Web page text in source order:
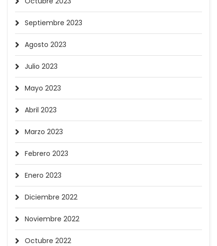
Septiembre 2023
Agosto 2023
Julio 2023
Mayo 2023
Abril 2023
Marzo 2023
Febrero 2023
Enero 2023
Diciembre 2022
Noviembre 2022
Octubre 2022